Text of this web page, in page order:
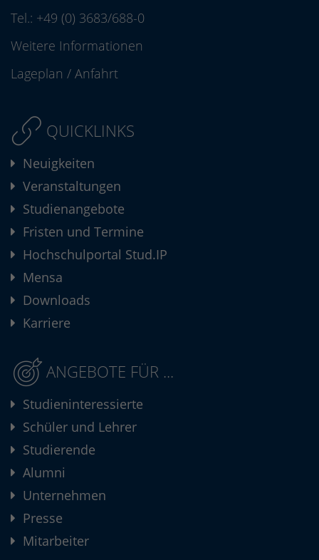
Tel.: +49 (0) 3683/688-0
Weitere Informationen
Lageplan / Anfahrt
QUICKLINKS
Neuigkeiten
Veranstaltungen
Studienangebote
Fristen und Termine
Hochschulportal Stud.IP
Mensa
Downloads
Karriere
ANGEBOTE FÜR ...
Studieninteressierte
Schüler und Lehrer
Studierende
Alumni
Unternehmen
Presse
Mitarbeiter